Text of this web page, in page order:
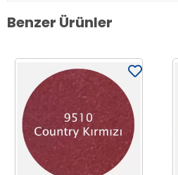
Benzer Ürünler